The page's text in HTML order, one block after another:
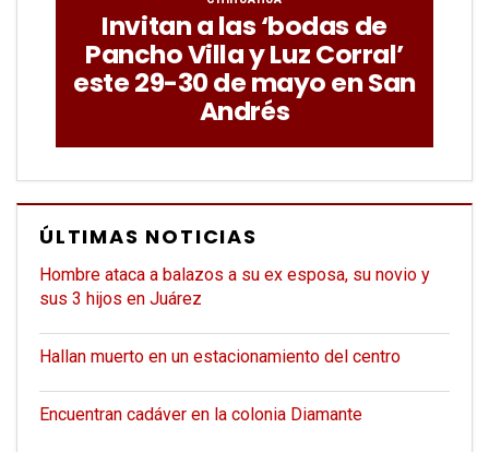
Invitan a las ‘bodas de
Pancho Villa y Luz Corral’
este 29-30 de mayo en San
Andrés
ÚLTIMAS NOTICIAS
Hombre ataca a balazos a su ex esposa, su novio y
sus 3 hijos en Juárez
Hallan muerto en un estacionamiento del centro
Encuentran cadáver en la colonia Diamante